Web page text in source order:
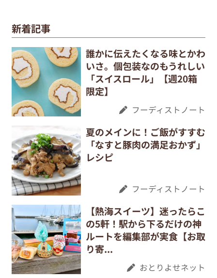
新着記事
誰かに伝えたくなる味とかわ
いさ。個包装なのもうれしい
「スイスロール」【週20箱
限定】
フーディストノート
夏のメインに！ご飯がすすむ
「なすと豚肉の満足おかず」
レシピ
フーディストノート
【熱海スイーツ】迷ったらこ
の5軒！駅から下るだけの神
ルートを編集部が実食【お取
り寄...
おとりよせネット